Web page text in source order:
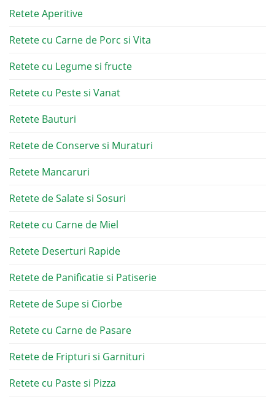
Retete Aperitive
Retete cu Carne de Porc si Vita
Retete cu Legume si fructe
Retete cu Peste si Vanat
Retete Bauturi
Retete de Conserve si Muraturi
Retete Mancaruri
Retete de Salate si Sosuri
Retete cu Carne de Miel
Retete Deserturi Rapide
Retete de Panificatie si Patiserie
Retete de Supe si Ciorbe
Retete cu Carne de Pasare
Retete de Fripturi si Garnituri
Retete cu Paste si Pizza